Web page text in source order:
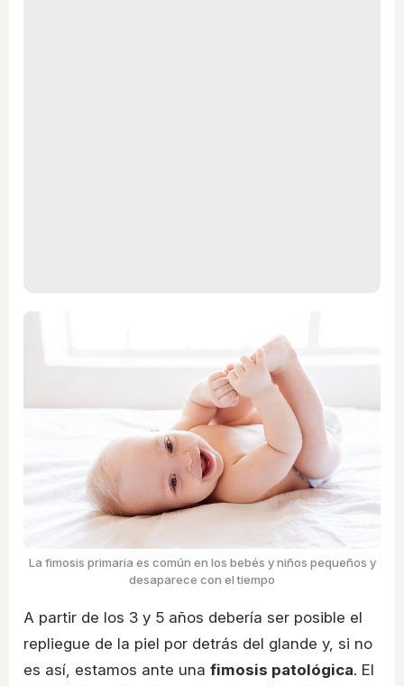
La fimosis primaria es común en los bebés y niños pequeños y
desaparece con el tiempo
A partir de los 3 y 5 años debería ser posible el
repliegue de la piel por detrás del glande y, si no
es así, estamos ante una fimosis patológica. El